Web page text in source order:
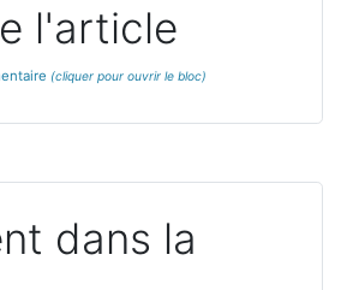
l'article
dans la